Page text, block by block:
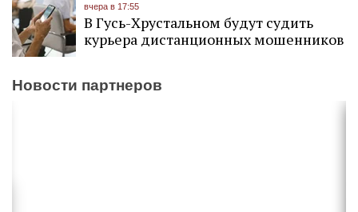
вчера в 17:55
В Гусь-Хрустальном будут судить
курьера дистанционных мошенников
Новости партнеров